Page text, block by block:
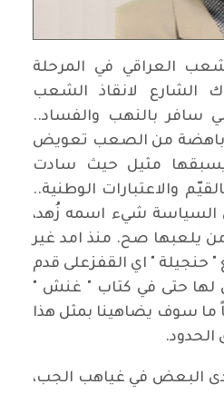
العراقي في المرحلة
الشارع لانقاذ الشعب
سافر بالنهب والفساد..
باهضة من الصعب تعويض
يسبقها مثيل حيث سادت
والاعتبارات الوطنية..
السياسة شيء اسمه زُهد،
يلعبها صح. منذ امد غير
" اي القفزعلى قدم
لها حتى في كتاب " غنش "
ما سوف يضاهينا بمثل هذا
الحدود.
لدى البعض في غياهب الجب،